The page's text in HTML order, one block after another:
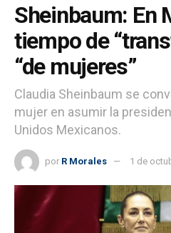
Sheinbaum: En
tiempo de
“de mujeres”
Claudia Sheinbaum se
mujer en asumir la
Unidos Mexicanos.
por R Morales 1 de